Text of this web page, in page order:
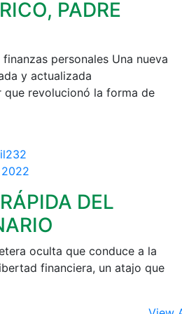
PADRE
personales Una nueva
y actualizada
que revolucionó la forma de
2022
DEL
oculta que conduce a la
financiera, un atajo que